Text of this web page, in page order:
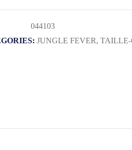
044103
JUNGLE FEVER,